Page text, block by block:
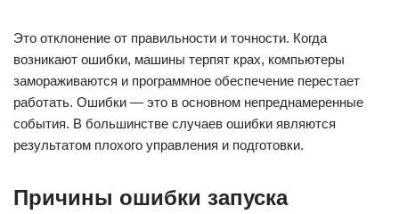
Это отклонение от правильности и точности. Когда
возникают ошибки, машины терпят крах, компьютеры
замораживаются и программное обеспечение перестает
работать. Ошибки — это в основном непреднамеренные
события. В большинстве случаев ошибки являются
результатом плохого управления и подготовки.
Причины ошибки запуска